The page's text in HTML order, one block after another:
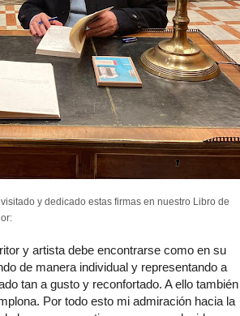
y dedicado estas firmas en nuestro Libro de
y artista debe encontrarse como en su
de manera individual y representando a
tan a gusto y reconfortado. A ello también
Por todo esto mi admiración hacia la